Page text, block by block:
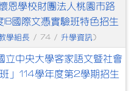
恩學校財團法人桃園市路
國際文憑實驗班特色招生
學組長 / 74 / 升學資訊 )
立中央大學客家語文暨社會
」114學年度第2學期招生